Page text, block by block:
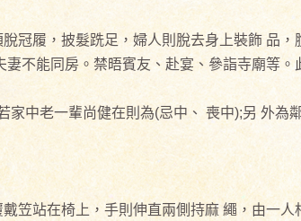
冠履，披髮跣足，婦人則脫去身上裝飾 品
不能同房。禁晤賓友、赴宴、參詣寺廟等。
中老一輩尚健在則為(忌中、 喪中);另 外為
笠站在椅上，手則伸直兩側持麻 繩，由一